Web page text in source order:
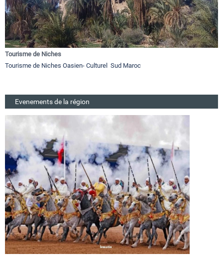
Tourisme de Niches
Tourisme de Niches Oasien- Culturel Sud Maroc
Evenements de la région